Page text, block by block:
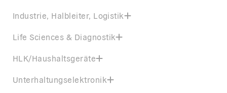
Industrie, Halbleiter, Logistik
Life Sciences & Diagnostik
HLK/Haushaltsgeräte
Unterhaltungselektronik